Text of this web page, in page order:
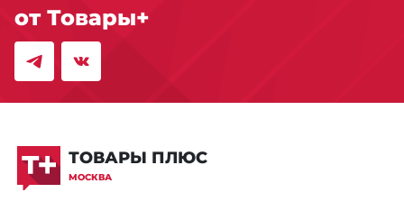
от Товары+
ТОВАРЫ ПЛЮС
МОСКВА